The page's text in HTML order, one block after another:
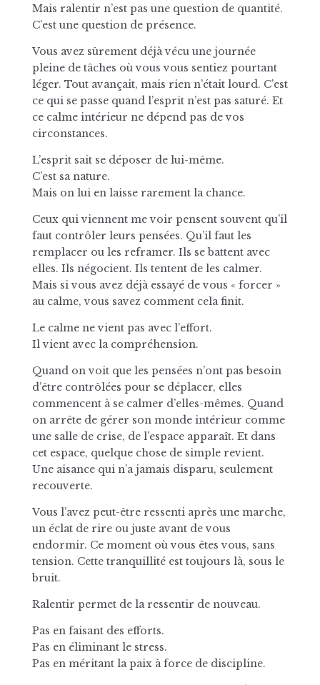
Mais ralentir n’est pas une question de quantité.
C’est une question de présence.
Vous avez sûrement déjà vécu une journée
pleine de tâches où vous vous sentiez pourtant
léger. Tout avançait, mais rien n’était lourd. C’est
ce qui se passe quand l’esprit n’est pas saturé. Et
ce calme intérieur ne dépend pas de vos
circonstances.
L’esprit sait se déposer de lui-même.
C’est sa nature.
Mais on lui en laisse rarement la chance.
Ceux qui viennent me voir pensent souvent qu’il
faut contrôler leurs pensées. Qu’il faut les
remplacer ou les reframer. Ils se battent avec
elles. Ils négocient. Ils tentent de les calmer.
Mais si vous avez déjà essayé de vous « forcer »
au calme, vous savez comment cela finit.
Le calme ne vient pas avec l’effort.
Il vient avec la compréhension.
Quand on voit que les pensées n’ont pas besoin
d’être contrôlées pour se déplacer, elles
commencent à se calmer d’elles-mêmes. Quand
on arrête de gérer son monde intérieur comme
une salle de crise, de l’espace apparaît. Et dans
cet espace, quelque chose de simple revient.
Une aisance qui n’a jamais disparu, seulement
recouverte.
Vous l’avez peut-être ressenti après une marche,
un éclat de rire ou juste avant de vous
endormir. Ce moment où vous êtes vous, sans
tension. Cette tranquillité est toujours là, sous le
bruit.
Ralentir permet de la ressentir de nouveau.
Pas en faisant des efforts.
Pas en éliminant le stress.
Pas en méritant la paix à force de discipline.